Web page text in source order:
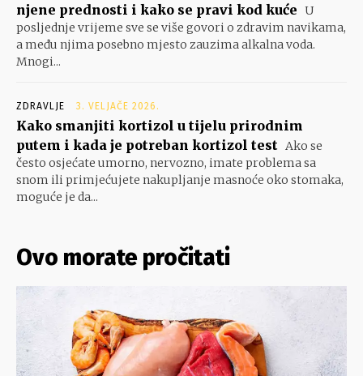
njene prednosti i kako se pravi kod kuće U
posljednje vrijeme sve se više govori o zdravim navikama,
a među njima posebno mjesto zauzima alkalna voda.
Mnogi...
ZDRAVLJE 3. VELJAČE 2026.
Kako smanjiti kortizol u tijelu prirodnim
putem i kada je potreban kortizol test Ako se
često osjećate umorno, nervozno, imate problema sa
snom ili primjećujete nakupljanje masnoće oko stomaka,
moguće je da...
Ovo morate pročitati